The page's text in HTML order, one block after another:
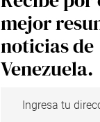
mejor
noticias de
Venezuela.